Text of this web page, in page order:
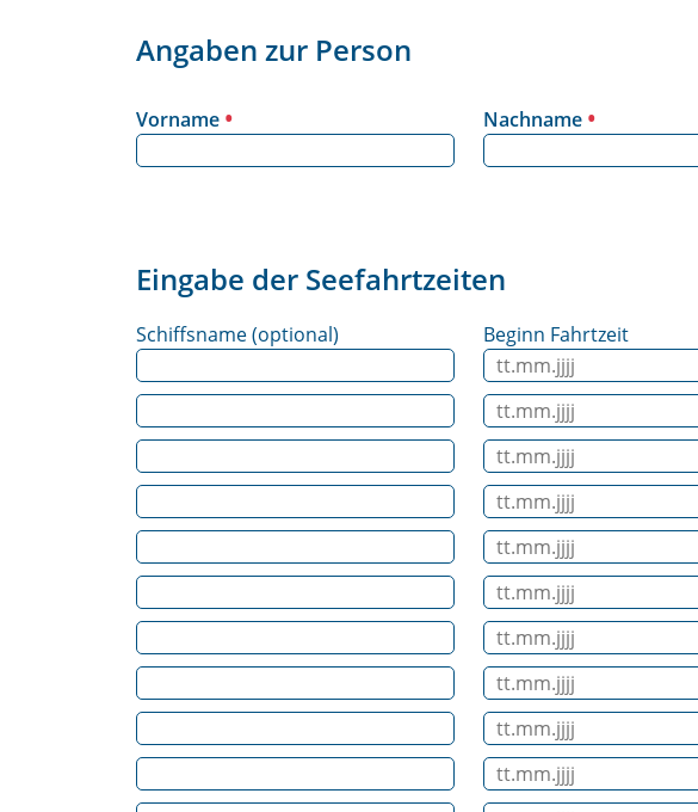
Angaben zur Person
Vorname Nachname
Eingabe der Seefahrtzeiten
Schiffsname (optional) Beginn Fahrtzeit